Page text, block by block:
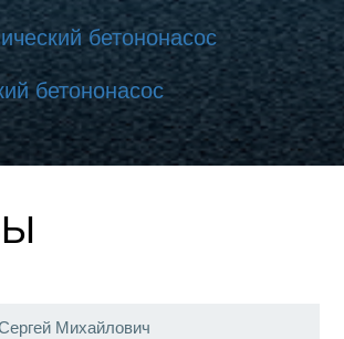
бетононасос
бетононасос
Михайлович